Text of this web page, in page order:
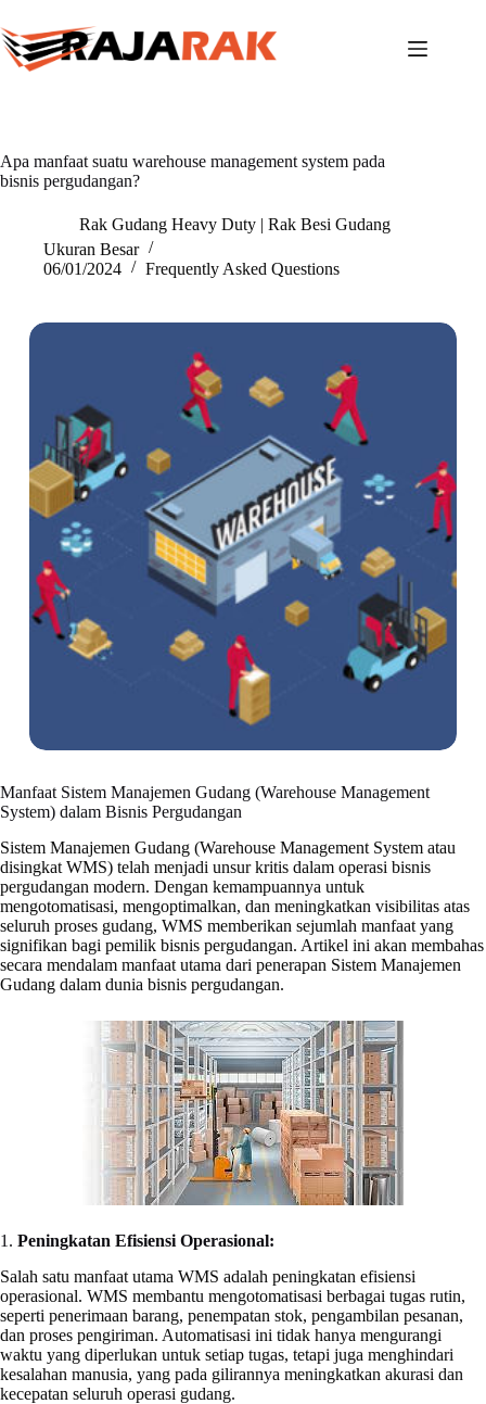
to
content
Apa manfaat suatu warehouse management system pada
bisnis pergudangan?
Rak Gudang Heavy Duty | Rak Besi Gudang
Ukuran Besar
06/01/2024
Frequently Asked Questions
Manfaat Sistem Manajemen Gudang (Warehouse Management
System) dalam Bisnis Pergudangan
Sistem Manajemen Gudang (Warehouse Management System atau
disingkat WMS) telah menjadi unsur kritis dalam operasi bisnis
pergudangan modern. Dengan kemampuannya untuk
mengotomatisasi, mengoptimalkan, dan meningkatkan visibilitas atas
seluruh proses gudang, WMS memberikan sejumlah manfaat yang
signifikan bagi pemilik bisnis pergudangan. Artikel ini akan membahas
secara mendalam manfaat utama dari penerapan Sistem Manajemen
Gudang dalam dunia bisnis pergudangan.
1. Peningkatan Efisiensi Operasional:
Salah satu manfaat utama WMS adalah peningkatan efisiensi
operasional. WMS membantu mengotomatisasi berbagai tugas rutin,
seperti penerimaan barang, penempatan stok, pengambilan pesanan,
dan proses pengiriman. Automatisasi ini tidak hanya mengurangi
waktu yang diperlukan untuk setiap tugas, tetapi juga menghindari
kesalahan manusia, yang pada gilirannya meningkatkan akurasi dan
kecepatan seluruh operasi gudang.